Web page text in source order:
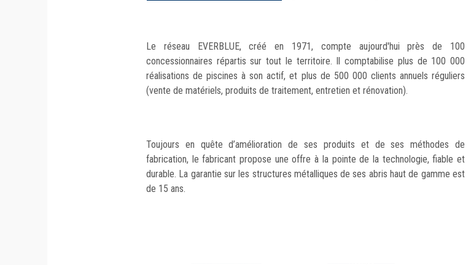
Le réseau EVERBLUE, créé en 1971, compte aujourd'hui près de 100
concessionnaires répartis sur tout le territoire. Il comptabilise plus de 100 000
réalisations de piscines à son actif, et plus de 500 000 clients annuels réguliers
(vente de matériels, produits de traitement, entretien et rénovation).
Toujours en quête d’amélioration de ses produits et de ses méthodes de
fabrication, le fabricant propose une offre à la pointe de la technologie, fiable et
durable. La garantie sur les structures métalliques de ses abris haut de gamme est
de 15 ans.